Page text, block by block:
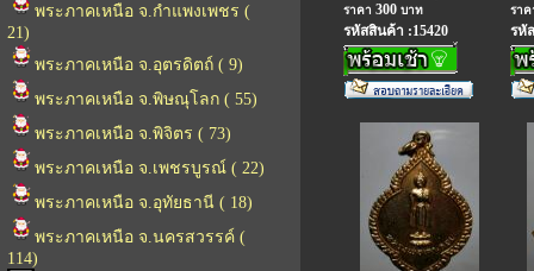
พระภาคเหนือ จ.กำแพงเพชร (
21)
พระภาคเหนือ จ.อุตรดิตถ์ ( 9)
พระภาคเหนือ จ.พิษณุโลก ( 55)
พระภาคเหนือ จ.พิจิตร ( 73)
พระภาคเหนือ จ.เพชรบูรณ์ ( 22)
พระภาคเหนือ จ.อุทัยธานี ( 18)
พระภาคเหนือ จ.นครสวรรค์ (
114)
ราคา 300 บาท
รหัสสินค้า :15420
รา
รหั